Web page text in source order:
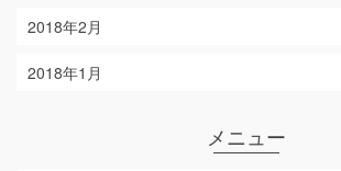
2018年2月
2018年1月
メニュー